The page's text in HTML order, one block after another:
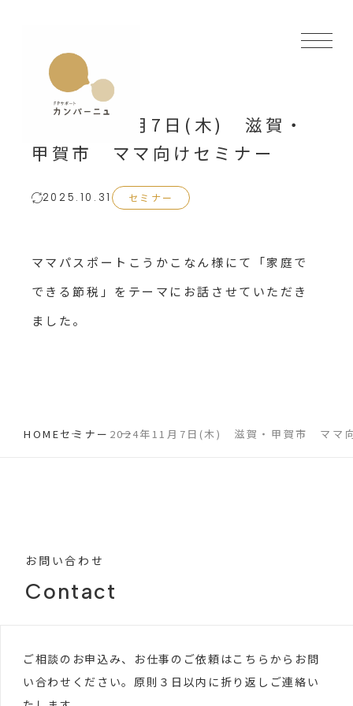
2024年11月7日(木) 滋賀・
甲賀市 ママ向けセミナー
2025.10.31 セミナー
ママパスポートこうかこなん様にて「家庭で
できる節税」をテーマにお話させていただき
ました。
HOMEセミナー 2024年11月7日(木) 滋賀・甲賀市 ママ
お問い合わせ
Contact
ご相談のお申込み、お仕事のご依頼はこちらからお問
い合わせください。原則３日以内に折り返しご連絡い